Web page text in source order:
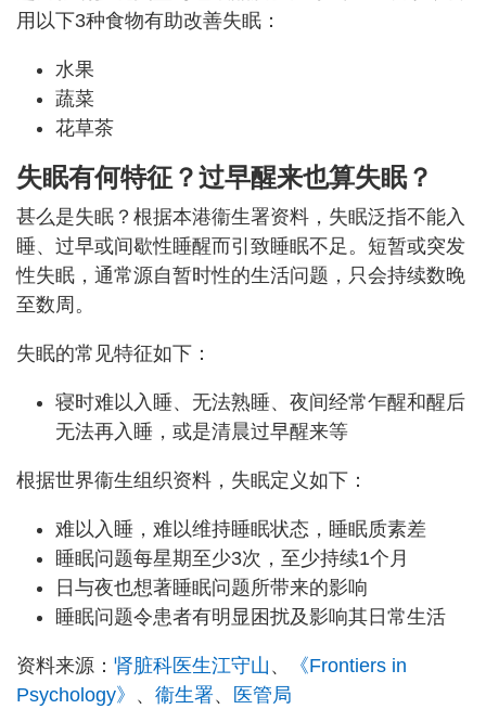
用以下3种食物有助改善失眠：
水果
蔬菜
花草茶
失眠有何特征？过早醒来也算失眠？
甚么是失眠？根据本港衞生署资料，失眠泛指不能入
睡、过早或间歇性睡醒而引致睡眠不足。短暂或突发
性失眠，通常源自暂时性的生活问题，只会持续数晚
至数周。
失眠的常见特征如下：
寝时难以入睡、无法熟睡、夜间经常乍醒和醒后
无法再入睡，或是清晨过早醒来等
根据世界衞生组织资料，失眠定义如下：
难以入睡，难以维持睡眠状态，睡眠质素差
睡眠问题每星期至少3次，至少持续1个月
日与夜也想著睡眠问题所带来的影响
睡眠问题令患者有明显困扰及影响其日常生活
资料来源： 肾脏科医生江守山 、
《Frontiers in
Psychology》 、 衞生署、 医管局